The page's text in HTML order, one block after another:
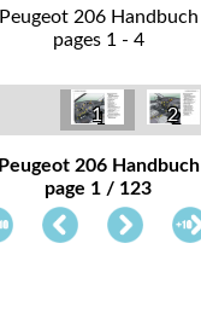
Peugeot 206 Handbuch
pages 1 - 4
1 2
Peugeot 206 Handbuch
page 1 / 123